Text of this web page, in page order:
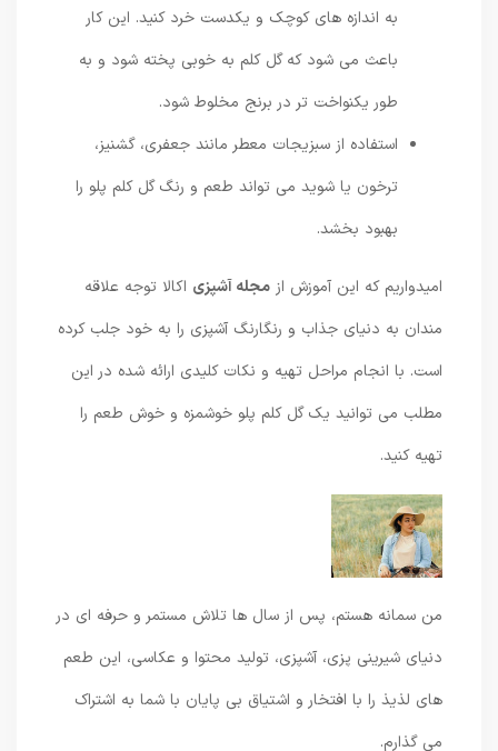
به اندازه های کوچک و یکدست خرد کنید. این کار
باعث می شود که گل کلم به خوبی پخته شود و به
طور یکنواخت تر در برنج مخلوط شود.
استفاده از سبزیجات معطر مانند جعفری، گشنیز،
ترخون یا شوید می تواند طعم و رنگ گل کلم پلو را
بهبود بخشد.
امیدواریم که این آموزش ازمجله آشپزیاکالا توجه علاقه
مندان به دنیای جذاب و رنگارنگ آشپزی را به خود جلب کرده
است. با انجام مراحل تهیه و نکات کلیدی ارائه شده در این
مطلب می توانید یک گل کلم پلو خوشمزه و خوش طعم را
تهیه کنید.
من سمانه هستم، پس از سال ها تلاش مستمر و حرفه ای در
دنیای شیرینی پزی، آشپزی، تولید محتوا و عکاسی، این طعم
های لذیذ را با افتخار و اشتیاق بی پایان با شما به اشتراک
می گذارم.